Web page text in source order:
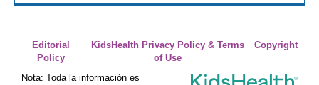
Editorial
Policy
KidsHealth Privacy Policy & Terms
of Use
Copyright
Nota: Toda la información es